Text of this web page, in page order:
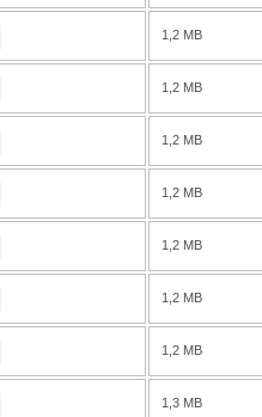
1,2 MB
1,2 MB
1,2 MB
1,2 MB
1,2 MB
1,2 MB
1,2 MB
1,3 MB